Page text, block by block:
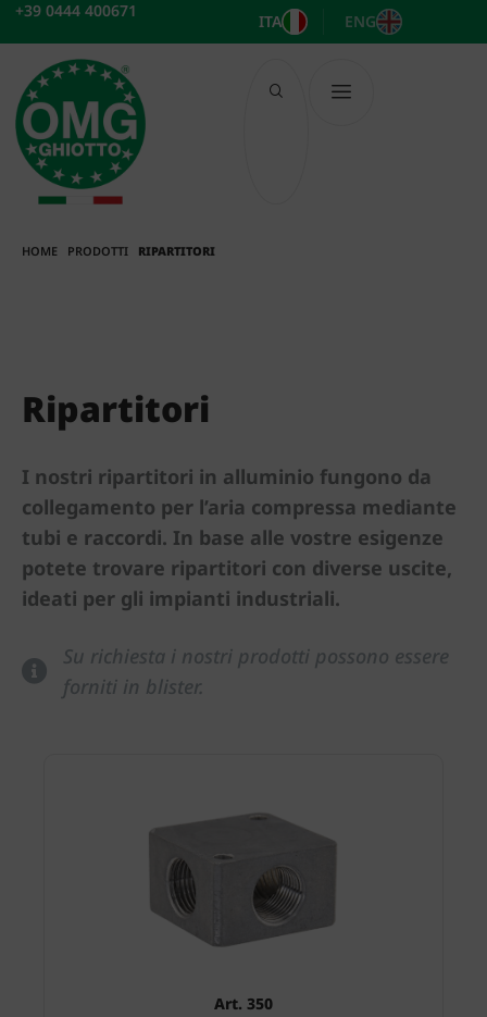
Vai
contenuto
+39 0444 400671
ITA ENG
HOME PRODOTTI RIPARTITORI
Ripartitori
I nostri ripartitori in alluminio fungono da
collegamento per l’aria compressa mediante
tubi e raccordi. In base alle vostre esigenze
potete trovare ripartitori con diverse uscite,
ideati per gli impianti industriali.
Su richiesta i nostri prodotti possono essere
forniti in blister.
Art. 350